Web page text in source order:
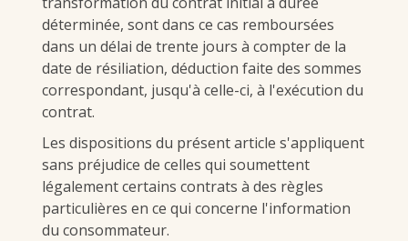
déterminée, sont dans ce cas remboursées
dans un délai de trente jours à compter de la
date de résiliation, déduction faite des sommes
correspondant, jusqu'à celle-ci, à l'exécution du
contrat.
Les dispositions du présent article s'appliquent
sans préjudice de celles qui soumettent
légalement certains contrats à des règles
particulières en ce qui concerne l'information
du consommateur.